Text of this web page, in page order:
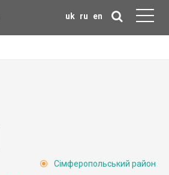
uk ru en
Сімферопольський район